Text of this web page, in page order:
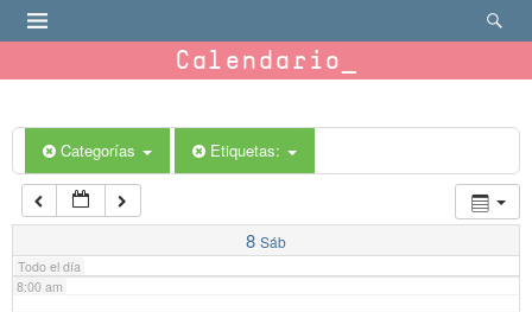
Calendario
Categorías Etiquetas:
8 Sáb
Todo el día
6:00 am
7:00 am
8:00 am